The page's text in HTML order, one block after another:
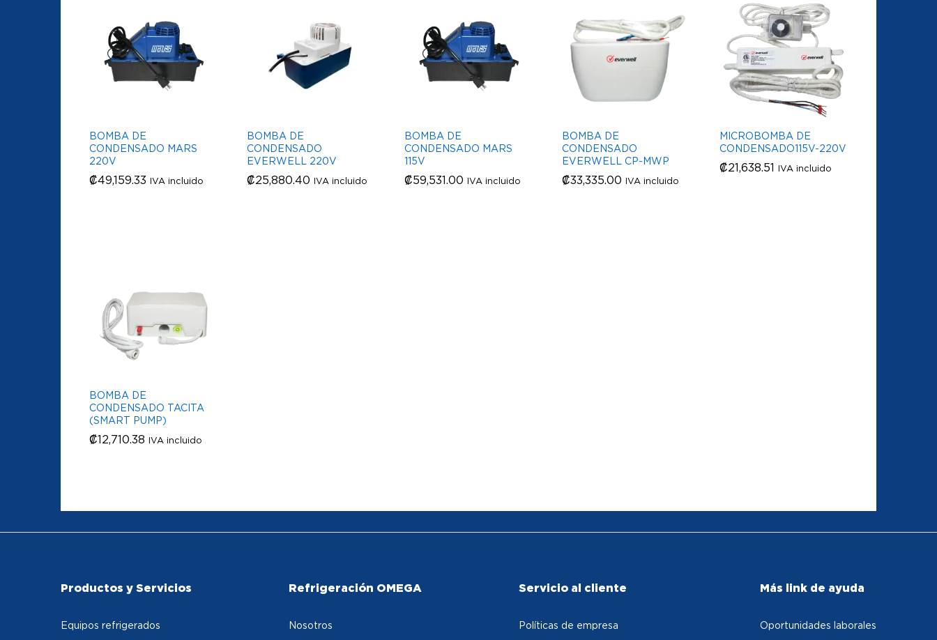
BOMBA DE
CONDENSADO MARS
220V
₡49,159.33 IVA incluido
₡49,159.33
BOMBA DE
CONDENSADO
EVERWELL 220V
₡25,880.40 IVA incluido
₡25,880.40
BOMBA DE
CONDENSADO MARS
115V
₡59,531.00 IVA incluido
₡59,531.00
BOMBA DE
CONDENSADO
EVERWELL CP-MWP
₡33,335.00 IVA incluido
₡33,335.00
MICROBOMBA DE
CONDENSADO115V-220V
₡21,638.51 IVA incluido
₡21,638.51
BOMBA DE
CONDENSADO TACITA
(SMART PUMP)
₡12,710.38 IVA incluido
₡12,710.38
Productos y Servicios
Equipos refrigerados
Refrigeración OMEGA
Nosotros
Servicio al cliente
Políticas de empresa
Más link de ayuda
Oportunidades laborales